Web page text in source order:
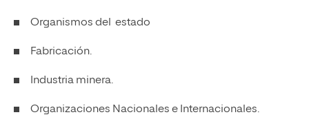
Organismos del estado
Fabricación.
Industria minera.
Organizaciones Nacionales e Internacionales.